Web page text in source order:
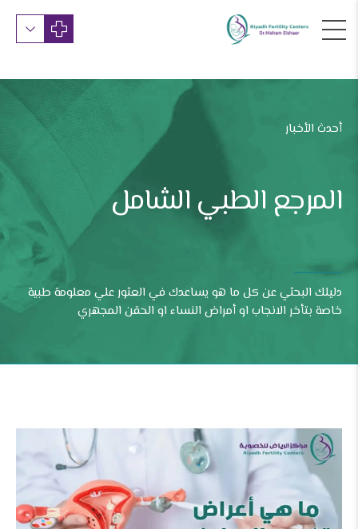
أحدث الأخبار
المرجع الطبي الشامل
دليلك البحثي عن كل ما هو يساعدك في العثور علي معلومة طبية
خاصة بتأخر الانجاب او أمراض النساء او الحقن المجهري